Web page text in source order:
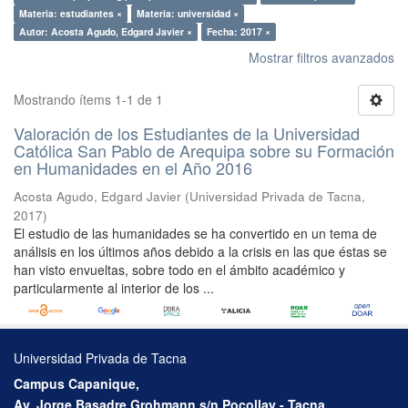
Materia: estudiantes ×
Materia: universidad ×
Autor: Acosta Agudo, Edgard Javier ×
Fecha: 2017 ×
Mostrar filtros avanzados
Mostrando ítems 1-1 de 1
Valoración de los Estudiantes de la Universidad
Católica San Pablo de Arequipa sobre su Formación
en Humanidades en el Año 2016
Acosta Agudo, Edgard Javier (Universidad Privada de Tacna,
2017)
El estudio de las humanidades se ha convertido en un tema de
análisis en los últimos años debido a la crisis en las que éstas se
han visto envueltas, sobre todo en el ámbito académico y
particularmente al interior de los ...
Universidad Privada de Tacna
Campus Capanique,